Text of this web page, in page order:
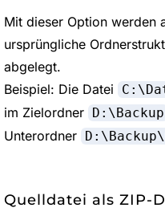
Mit dieser Option werden
ursprüngliche
abgelegt.
Beispiel: Die Datei
im Zielordner D:\Backup
Unterordner
Quelldatei als ZIP-